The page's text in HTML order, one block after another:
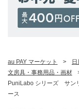
au PAY マーケット >
文房具・事務用品・画材
PuniLabo シリーズ サン
ース